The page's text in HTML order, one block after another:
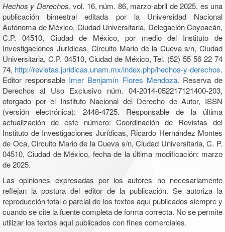
Hechos y Derechos, vol. 16, núm. 86, marzo-abril de 2025, es una
publicación bimestral editada por la Universidad Nacional
Autónoma de México, Ciudad Universitaria, Delegación Coyoacán,
C.P. 04510, Ciudad de México, por medio del Instituto de
Investigaciones Jurídicas, Circuito Mario de la Cueva s/n, Ciudad
Universitaria, C.P. 04510, Ciudad de México, Tel. (52) 55 56 22 74
74, http://revistas.juridicas.unam.mx/index.php/hechos-y-derechos.
Editor responsable Imer Benjamín Flores Mendoza. Reserva de
Derechos al Uso Exclusivo núm. 04-2014-052217121400-203,
otorgado por el Instituto Nacional del Derecho de Autor, ISSN
(versión electrónica): 2448-4725. Responsable de la última
actualización de este número: Coordinación de Revistas del
Instituto de Investigaciones Jurídicas, Ricardo Hernández Montes
de Oca, Circuito Mario de la Cueva s/n, Ciudad Universitaria, C. P.
04510, Ciudad de México, fecha de la última modificación: marzo
de 2025.
Las opiniones expresadas por los autores no necesariamente
reflejan la postura del editor de la publicación. Se autoriza la
reproducción total o parcial de los textos aquí publicados siempre y
cuando se cite la fuente completa de forma correcta. No se permite
utilizar los textos aquí publicados con fines comerciales.